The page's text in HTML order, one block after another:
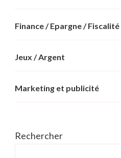
Finance / Epargne / Fiscalité
Jeux / Argent
Marketing et publicité
Rechercher